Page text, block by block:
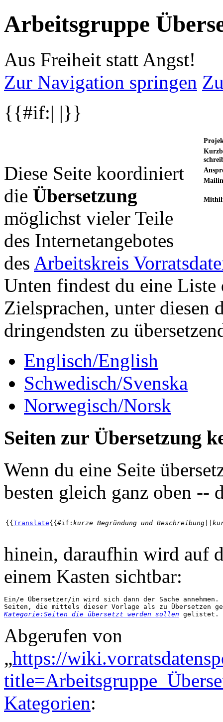
Arbeitsgruppe
Aus Freiheit statt Angst!
Zur Navigation springen
{{#if:| |}}
Diese Seite koordiniert
die Übersetzung
möglichst vieler Teile
des Internetangebotes
des Arbeitskreis
Unten findest du eine Liste
Zielsprachen, unter diesen
dringendsten zu
Englisch/English
Schwedisch/Svenska
Norwegisch/Norsk
Seiten zur Übersetzung
Wenn du eine Seite
besten gleich ganz oben --
{{ Translate{{#if: kurze Begründung und Beschreibung
hinein, daraufhin wird auf
einem Kasten sichtbar:
Ein/e Übersetzer/in wird sich dann der Sache annehmen.
Kategorie:Seiten die übersetzt werden sollen
Abgerufen von
„https://
Kategorien: